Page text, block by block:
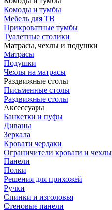
Комоды и тумбы
Мебель для ТВ
Прикроватные тумбы
Туалетные столики
Матрасы, чехлы и подушки
Матрасы
Подушки
Чехлы на матрасы
Раздвижные столы
Письменные столы
Раздвижные столы
Аксессуары
Банкетки и пуфы
Диваны
Зеркала
Кровати чердаки
Ограничители кровати и чехлы
Панели
Полки
Решения для прихожей
Ручки
Спинки и изголовья
Стеновые панели